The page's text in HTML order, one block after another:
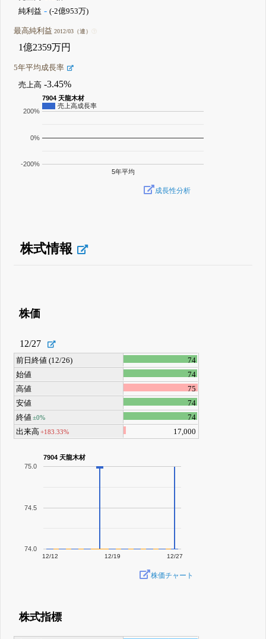
純利益 - (-2億953万)
最高純利益2012/03（連）
1億2359万円
5年平均成長率
売上高 -3.45%
7904 天龍木材
売上高成長率
5年平均
-200%
0%
200%
成長性分析
株式情報
株価
12/27
前日終値 (12/26)
74
始値
74
高値
75
安値
74
終値±0%
74
出来高+183.33% 17,000
7904 天龍木材
12/12 12/19 12/27
74.0
74.5
75.0
株価チャート
株式指標